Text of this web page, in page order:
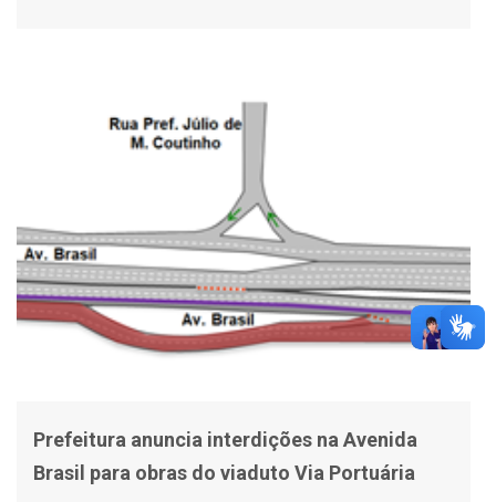
Prefeitura anuncia interdições na Avenida
Brasil para obras do viaduto Via Portuária